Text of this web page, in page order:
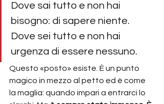
Dove sai tutto e non hai
bisogno: di sapere niente.
Dove sei tutto e non hai
urgenza di essere nessuno.
Questo «posto» esiste. È un punto
magico in mezzo al petto ed è come
la maglia: quando impari a entrarci lo